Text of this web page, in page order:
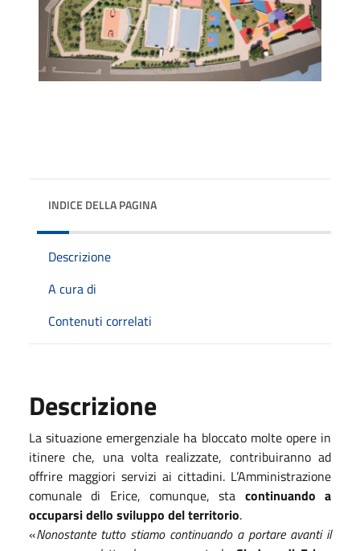
INDICE DELLA PAGINA
Descrizione
A cura di
Contenuti correlati
Descrizione
La situazione emergenziale ha bloccato molte opere in
itinere che, una volta realizzate, contribuiranno ad
offrire maggiori servizi ai cittadini. L’Amministrazione
comunale di Erice, comunque, sta continuando a
occuparsi dello sviluppo del territorio.
«Nonostante tutto stiamo continuando a portare avanti il